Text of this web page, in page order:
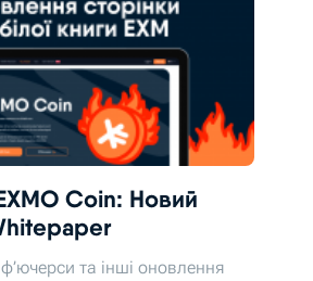
Coin: Новий
та інші оновлення